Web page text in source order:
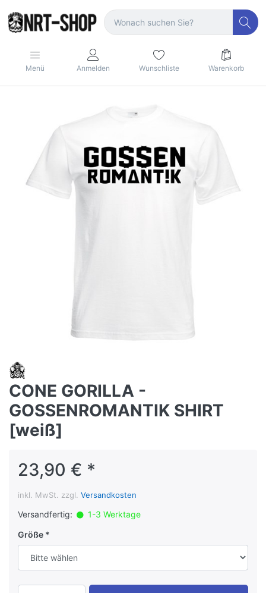
Menü Anmelden Wunschliste Warenkorb
CONE GORILLA -
GOSSENROMANTIK SHIRT
[weiß]
23,90 € *
inkl. MwSt. zzgl. Versandkosten
Versandfertig:
1-3 Werktage
Größe